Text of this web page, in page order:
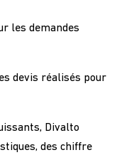
les demandes
devis réalisés pour
Divalto
des chiffre